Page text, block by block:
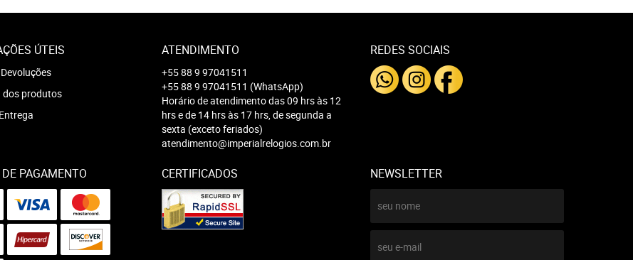
ÚTEIS
dos produtos
ATENDIMENTO
+55 88 9 97041511
+55 88 9 97041511 (WhatsApp)
Horário de atendimento das 09 hrs às 12
hrs e de 14 hrs às 17 hrs, de segunda a
sexta (exceto feriados)
atendimento@imperialrelogios.com.br
REDES SOCIAIS
PAGAMENTO CERTIFICADOS NEWSLETTER